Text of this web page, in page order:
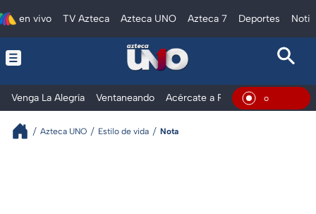
en vivo TV Azteca Azteca UNO Azteca 7 Deportes
Venga La Alegría Ventaneando Acércate a Rocío Al ExtremoEn
Azteca UNO Estilo de vida Nota